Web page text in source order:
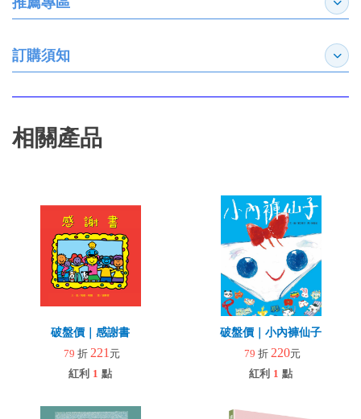
展開
訂購須知 展開
相關產品
破盤價｜感謝書
79 折 221 元
紅利 1 點
破盤價｜小內褲仙子
79 折 220元
紅利 1 點